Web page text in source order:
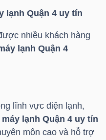
lạnh Quận 4 uy tín
nhiều khách hàng
lạnh Quận 4
lĩnh vực điện lạnh,
lạnh Quận 4 uy tín
môn cao và hỗ trợ